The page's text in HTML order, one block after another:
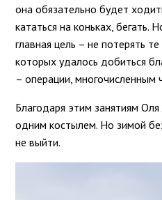
она обязательно будет
кататься на коньках, бегать.
главная цель – не потерять
которых удалось добиться
– операции, многочисленным
Благодаря этим занятиям
одним костылем. Но зимой
не выйти.